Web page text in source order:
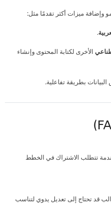
وإضافة ميزات أكثر تقدمًا مثل:
.
الأخرى لكتابة المحتوى وإنشاء
بطريقة تفاعلية.
تتطلب الاشتراك في الخطط
قد تحتاج إلى تعديل يدوي لتناسب